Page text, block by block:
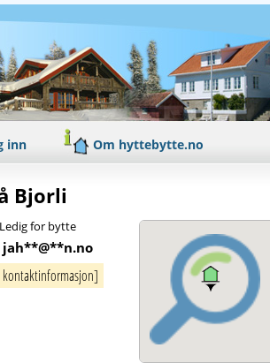
inn Om hyttebytte.no
Bjorli
Ledig for bytte
jah**@**n.no
kontaktinformasjon]